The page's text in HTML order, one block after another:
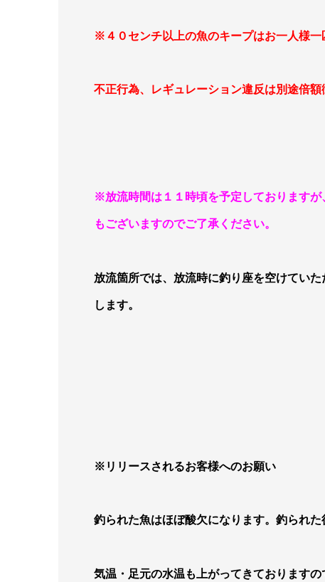
※４０センチ以上の魚のキープはお一人様一
不正行為、レギュレーション違反は別途倍
※放流時間は１１時頃を予定しております
もございますのでご了承ください。
放流箇所では、放流時に釣り座を空けてい
します。
※リリースされるお客様へのお願い
釣られた魚はほぼ酸欠になります。釣られ
気温・足元の水温も上がってきております